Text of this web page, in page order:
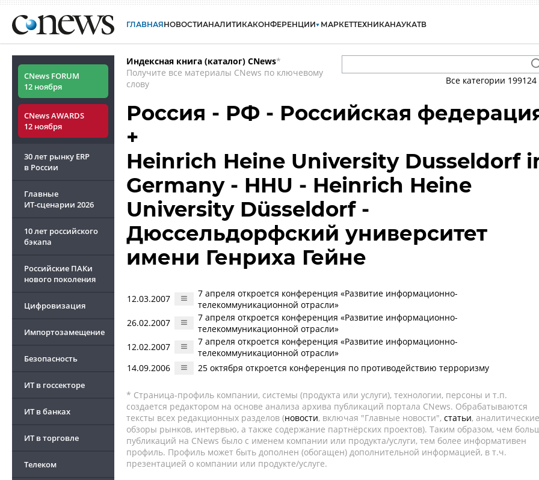
ГЛАВНАЯНОВОСТИАНАЛИТИКАКОНФЕРЕНЦИИ МАРКЕТТЕХНИКАНАУКАТВ
CNews FORUM
12 ноября
CNews AWARDS
12 ноября
30 лет рынку ERP
в России
Главные
ИТ-сценарии 2026
10 лет российского
бэкапа
Российские ПАКи
нового поколения
Цифровизация
Импортозамещение
Безопасность
ИТ в госсекторе
ИТ в банках
ИТ в торговле
Телеком
Индексная книга (каталог) CNews*
Получите все материалы CNews по ключевому
слову
Все категории 199124
Россия - РФ - Российская
+
Heinrich Heine University Dusseldorf
Germany - HHU - Heinrich Heine
University Düsseldorf -
Дюссельдорфский университет
имени Генриха Гейне
12.03.2007
7 апреля откроется конференция «Развитие информационно-
телекоммуникационной отрасли»
26.02.2007
7 апреля откроется конференция «Развитие информационно-
телекоммуникационной отрасли»
12.02.2007
7 апреля откроется конференция «Развитие информационно-
телекоммуникационной отрасли»
14.09.2006
25 октября откроется конференция по противодействию терроризму
* Страница-профиль компании, системы (продукта или услуги), технологии, персоны и т.п.
создается редактором на основе анализа архива публикаций портала CNews. Обрабатываются
тексты всех редакционных разделов (новости, включая "Главные новости", статьи, аналитические
обзоры рынков, интервью, а также содержание партнёрских проектов). Таким образом, чем
публикаций на CNews было с именем компании или продукта/услуги, тем более информативен
профиль. Профиль может быть дополнен (обогащен) дополнительной информацией, в т.ч.
презентацией о компании или продукте/услуге.